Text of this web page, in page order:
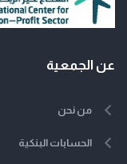
عن الجمعية
من نحن
الحسابات البنكية